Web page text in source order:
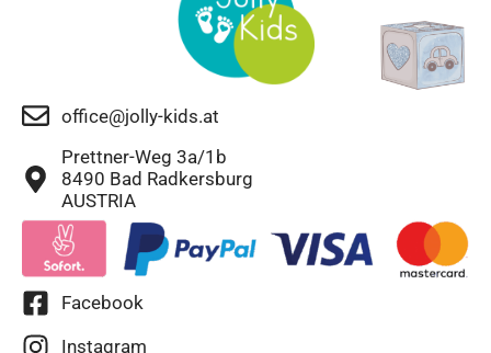
office@jolly-kids.at
Prettner-Weg 3a/1b
8490 Bad Radkersburg
AUSTRIA
Facebook
Instagram